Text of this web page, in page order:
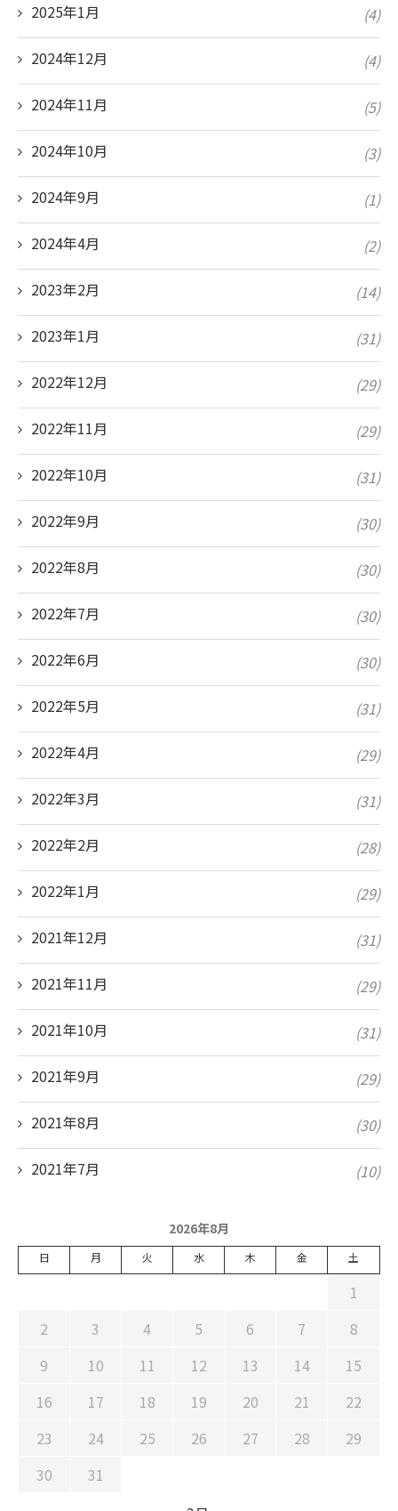
2025年1月 (4)
2024年12月 (4)
2024年11月 (5)
2024年10月 (3)
2024年9月 (1)
2024年4月 (2)
2023年2月 (14)
2023年1月 (31)
2022年12月 (29)
2022年11月 (29)
2022年10月 (31)
2022年9月 (30)
2022年8月 (30)
2022年7月 (30)
2022年6月 (30)
2022年5月 (31)
2022年4月 (29)
2022年3月 (31)
2022年2月 (28)
2022年1月 (29)
2021年12月 (31)
2021年11月 (29)
2021年10月 (31)
2021年9月 (29)
2021年8月 (30)
2021年7月 (10)
2026年8月
日 月 火 水 木 金 土
1
2
3 4 5 6 7
8
9
10 11 12 13 14
15
16
17 18 19 20 21
22
23
24 25 26 27 28
29
30
31